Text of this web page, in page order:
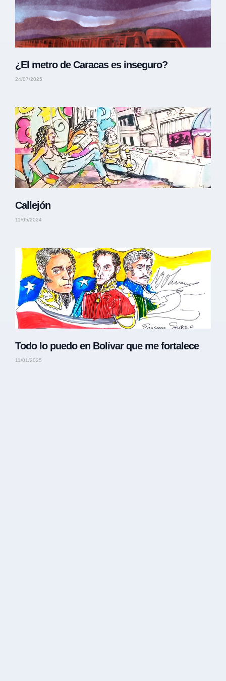
¿El metro de Caracas es inseguro?
24/07/2025
Callejón
11/05/2024
Todo lo puedo en Bolívar que me fortalece
11/01/2025